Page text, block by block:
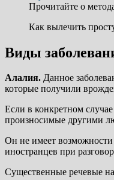
Прочитайте о
Как вылечить
Виды
Алалия. Данное
которые получили
Если в конкретном
произносимые другими
Он не имеет
иностранцев при
Существенные речевые